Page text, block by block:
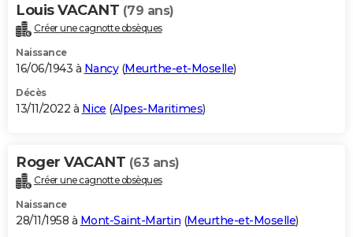
Louis VACANT (79 ans)
Créer une cagnotte obsèques
Naissance
16/06/1943 à Nancy(Meurthe-et-Moselle)
Décès
13/11/2022 à Nice (Alpes-Maritimes)
Roger VACANT (63 ans)
Créer une cagnotte obsèques
Naissance
28/11/1958 à Mont-Saint-Martin (Meurthe-et-Moselle)